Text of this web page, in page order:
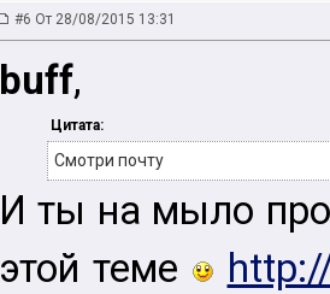
#6 От 28/08/2015 13:31
buff,
Цитата:
Cмотри почту
И ты на мыло
этой теме